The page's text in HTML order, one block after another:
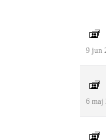
9 jun
6 maj